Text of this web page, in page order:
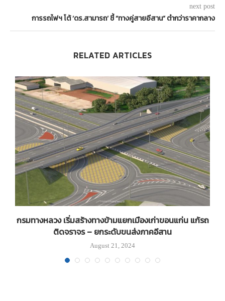
next post
การรถไฟฯ โต้ ‘ดร.สามารถ’ ชี้ “ทางคู่สายอีสาน” ตำกว่าราคากลาง
RELATED ARTICLES
กรมทางหลวง เริ่มสร้างทางข้ามแยกเมืองเก่าขอนแก่น แก้รถ
ติดจราจร – ยกระดับขนส่งภาคอีสาน
August 21, 2024